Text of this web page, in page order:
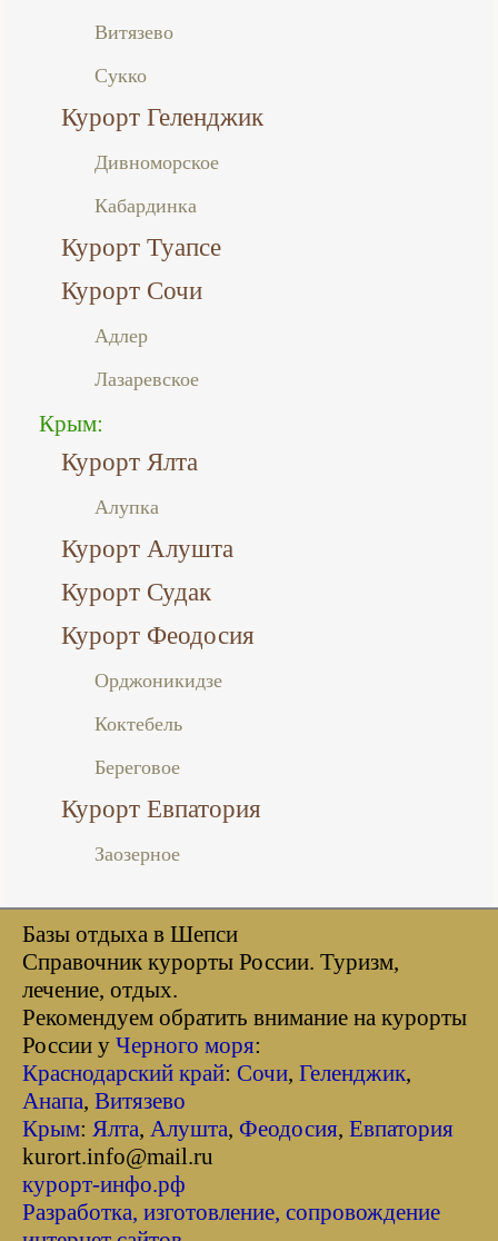
Витязево
Сукко
Курорт Геленджик
Дивноморское
Кабардинка
Курорт Туапсе
Курорт Сочи
Адлер
Лазаревское
Крым:
Курорт Ялта
Алупка
Курорт Алушта
Курорт Судак
Курорт Феодосия
Орджоникидзе
Коктебель
Береговое
Курорт Евпатория
Заозерное
Базы отдыха в Шепси
Справочник курорты Росcии. Туризм,
лечение, отдых.
Рекомендуем обратить внимание на курорты
России у Черного моря:
Краснодарский край: Сочи, Геленджик,
Анапа, Витязево
Крым: Ялта, Алушта, Феодосия, Евпатория
kurort.info@mail.ru
курорт-инфо.рф
Разработка, изготовление, сопровождение